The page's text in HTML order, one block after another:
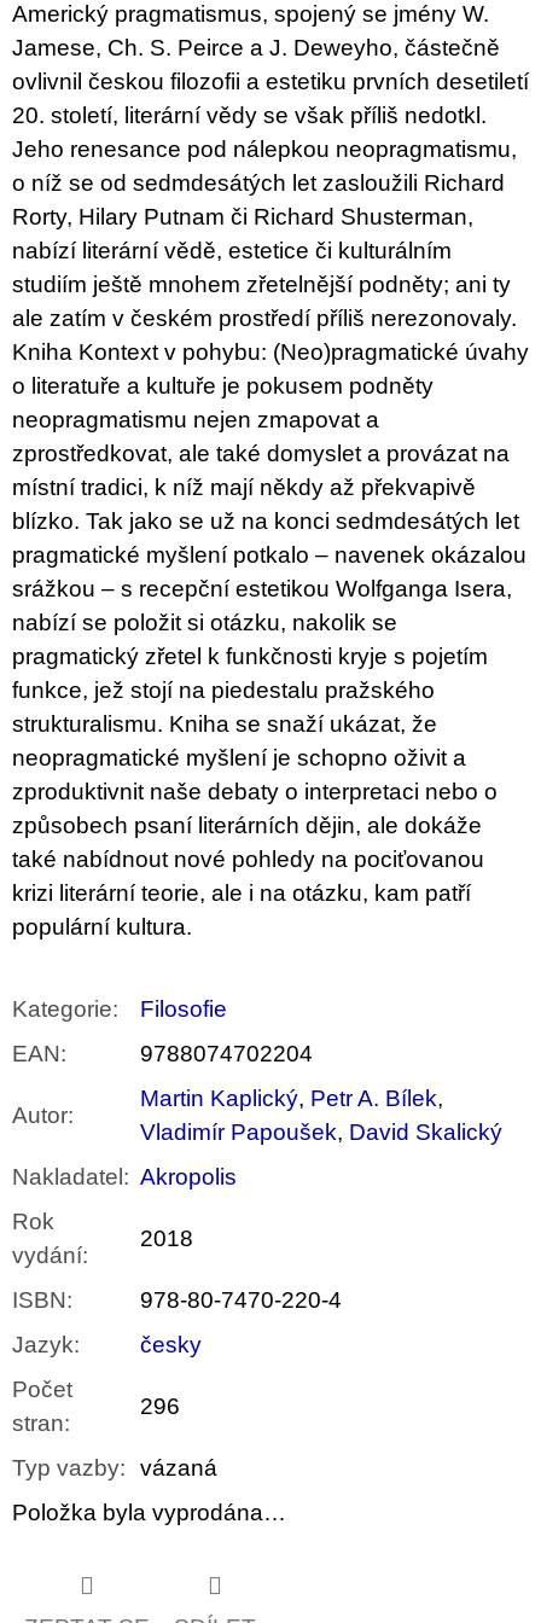
Americký pragmatismus, spojený se jmény W.
Jamese, Ch. S. Peirce a J. Deweyho, částečně
ovlivnil českou filozofii a estetiku prvních desetiletí
20. století, literární vědy se však příliš nedotkl.
Jeho renesance pod nálepkou neopragmatismu,
o níž se od sedmdesátých let zasloužili Richard
Rorty, Hilary Putnam či Richard Shusterman,
nabízí literární vědě, estetice či kulturálním
studiím ještě mnohem zřetelnější podněty; ani ty
ale zatím v českém prostředí příliš nerezonovaly.
Kniha Kontext v pohybu: (Neo)pragmatické úvahy
o literatuře a kultuře je pokusem podněty
neopragmatismu nejen zmapovat a
zprostředkovat, ale také domyslet a provázat na
místní tradici, k níž mají někdy až překvapivě
blízko. Tak jako se už na konci sedmdesátých let
pragmatické myšlení potkalo – navenek okázalou
srážkou – s recepční estetikou Wolfganga Isera,
nabízí se položit si otázku, nakolik se
pragmatický zřetel k funkčnosti kryje s pojetím
funkce, jež stojí na piedestalu pražského
strukturalismu. Kniha se snaží ukázat, že
neopragmatické myšlení je schopno oživit a
zproduktivnit naše debaty o interpretaci nebo o
způsobech psaní literárních dějin, ale dokáže
také nabídnout nové pohledy na pociťovanou
krizi literární teorie, ale i na otázku, kam patří
populární kultura.
Kategorie:
Filosofie
EAN: 9788074702204
Autor:
Martin Kaplický, Petr A. Bílek,
Vladimír Papoušek, David Skalický
Nakladatel : Akropolis
Rok
vydání:
2018
ISBN:
978-80-7470-220-4
Jazyk:
česky
Počet
stran:
296
Typ vazby:
vázaná
Položka byla vyprodána…
u
e
m
e
ARTMAT
KRABIČKA
ARTMAT
KRABIČKA
200